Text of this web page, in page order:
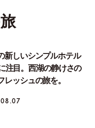
新しいシンプルホテル
注目。西湖の静けさの
ッシュの旅を。